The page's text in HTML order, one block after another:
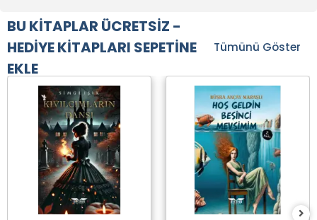
BU KİTAPLAR ÜCRETSİZ -
HEDİYE KİTAPLARI SEPETİNE
EKLE
Tümünü Göster